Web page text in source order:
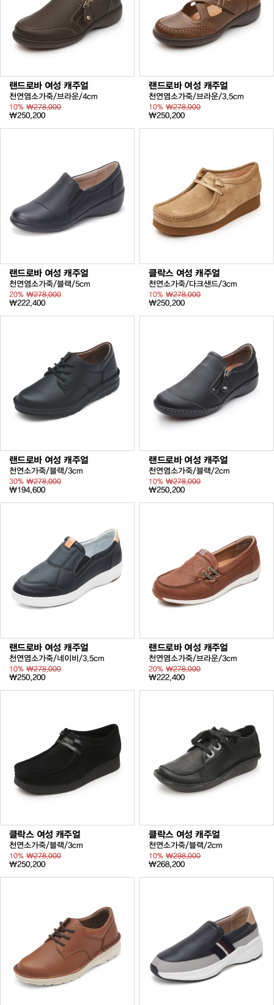
랜드로바 여성 캐주얼
천연염소가죽/브라운/4cm
10% ₩278,000
₩250,200
랜드로바 여성 캐주얼
천연염소가죽/브라운/3.5cm
10%₩278,000
₩250,200
랜드로바 여성 캐주얼
천연염소가죽/블랙/5cm
20% ₩278,000
₩222,400
클락스 여성 캐주얼
천연소가죽/다크샌드/3cm
10%₩278,000
₩250,200
랜드로바 여성 캐주얼
천연소가죽/블랙/3cm
30% ₩278,000
₩194,600
랜드로바 여성 캐주얼
천연염소가죽/블랙/2cm
10%₩278,000
₩250,200
랜드로바 여성 캐주얼
천연염소가죽/네이비/3.5cm
10% ₩278,000
₩250,200
랜드로바 여성 캐주얼
천연염소가죽/브라운/3cm
20%₩278,000
₩222,400
클락스 여성 캐주얼
천연소가죽/블랙/3cm
10% ₩278,000
₩250,200
클락스 여성 캐주얼
천연소가죽/블랙/2cm
10%₩298,000
₩268,200